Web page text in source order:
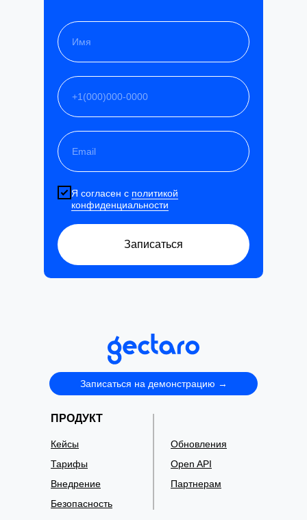
Я согласен с политикой
конфиденциальности
Записаться
ПРОДУКТ
Внедрение
Безопасность
Обновления
Open API
Кейсы
Тарифы
Партнерам
Записаться на демонстрацию →